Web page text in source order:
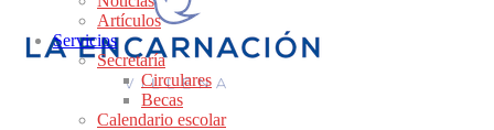
Artículos
Servicios
Secretaría
Circulares
Becas
Calendario escolar